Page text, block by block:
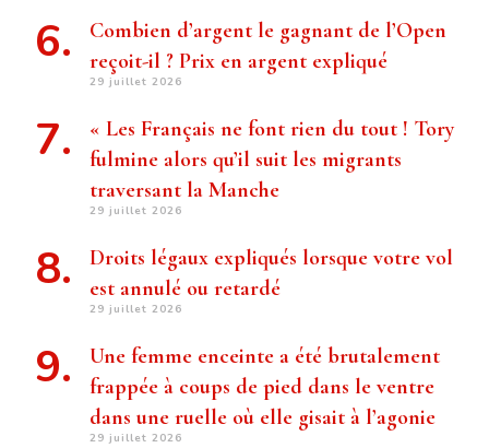
Combien d’argent le gagnant de l’Open
reçoit-il ? Prix ​​en argent expliqué
29 juillet 2026
« Les Français ne font rien du tout ! Tory
fulmine alors qu’il suit les migrants
traversant la Manche
29 juillet 2026
Droits légaux expliqués lorsque votre vol
est annulé ou retardé
29 juillet 2026
Une femme enceinte a été brutalement
frappée à coups de pied dans le ventre
dans une ruelle où elle gisait à l’agonie
29 juillet 2026